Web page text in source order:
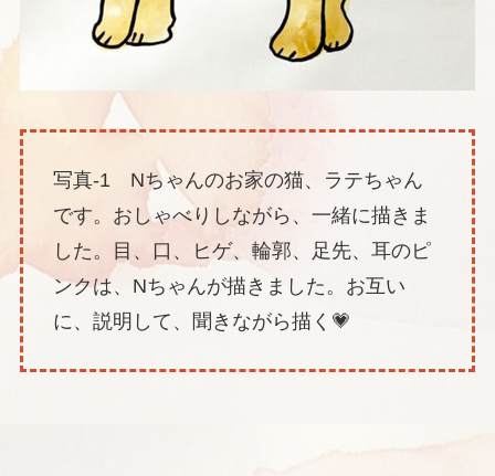
写真-1 Nちゃんのお家の猫、ラテちゃん
です。おしゃべりしながら、一緒に描きま
した。目、口、ヒゲ、輪郭、足先、耳のピ
ンクは、Nちゃんが描きました。お互い
に、説明して、聞きながら描く💗